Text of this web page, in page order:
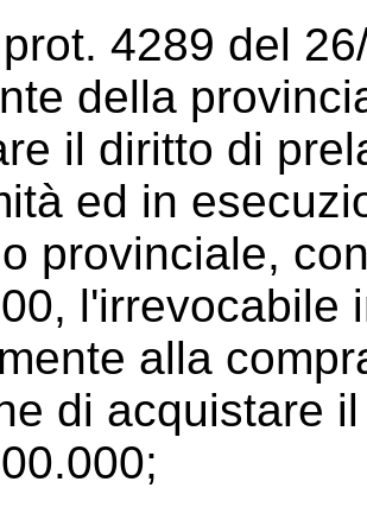
4289 del
della
il diritto di
ed in
provinciale,
l'irrevocabile
alla
di acquistare